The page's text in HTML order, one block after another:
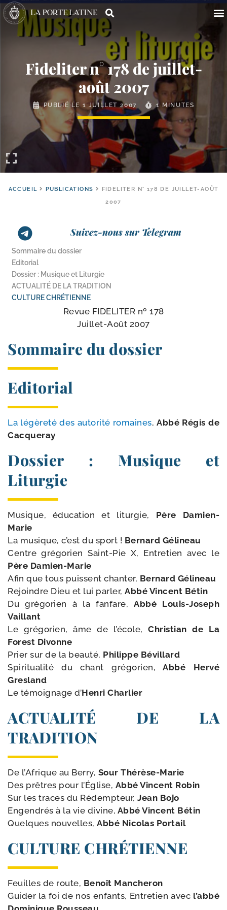
Fideliter n° 178 de juillet-​
août 2007
PUBLIÉ LE 1 JUILLET 2007 1 MINUTES
ACCUEIL PUBLICATIONS
FIDELITER N° 178 DE JUILLET-AOÛT
2007
Suivez-nous sur Telegram
Sommaire du dossier
Editorial
Dossier : Musique et Liturgie
ACTUALITÉ DE LA TRADITION
CULTURE CHRÉTIENNE
Revue FIDELITER nº 178
Juillet-​Août 2007
Sommaire du dossier
Editorial
La légè­re­té des auto­ri­té romaines,Abbé Régis de
Cacqueray
Dossier : Musique et
Liturgie
Musique, édu­ca­tion et litur­gie, Père Damien-​
Marie
La musique, c’est du sport ! Bernard Gélineau
Centre gré­go­rien Saint-​Pie X, Entretien avec le
Père Damien-​Marie
Afin que tous puissent chan­ter, Bernard Gélineau
Rejoindre Dieu et lui par­ler, Abbé Vincent Bétin
Du gré­go­rien à la fan­fare, Abbé Louis-​Joseph
Vaillant
Le gré­go­rien, âme de l’é­cole,Christian de La
Forest Divonne
Prier sur de la beau­té, Philippe Bévillard
Spiritualité du chant gré­go­rien, Abbé Hervé
Gresland
Le témoi­gnage d’Henri Charlier
ACTUALITÉ DE LA
TRADITION
De l’Afrique au Berry, Sour Thérèse-​Marie
Des prêtres pour l’Église, Abbé Vincent Robin
Sur les traces du Rédempteur, Jean Bojo
Engendrés à la vie divine, Abbé Vincent Bétin
Quelques nou­velles, Abbé Nicolas Portail
CULTURE CHRÉTIENNE
Feuilles de route, Benoît Mancheron
Guider la foi de nos enfants, Entretien avec l’ab­bé